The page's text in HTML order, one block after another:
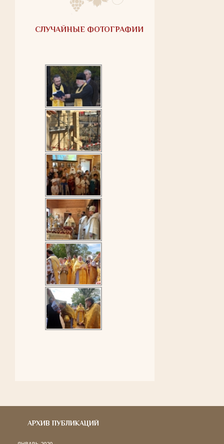
СЛУЧАЙНЫЕ ФОТОГРАФИИ
АРХИВ ПУБЛИКАЦИЙ